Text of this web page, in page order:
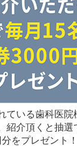
ている歯科医院
紹介頂くと抽選
をプレゼント！